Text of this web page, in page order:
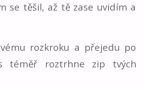
se těšil, až tě zase uvidím a
rozkroku a přejedu po
téměř roztrhne zip tvých